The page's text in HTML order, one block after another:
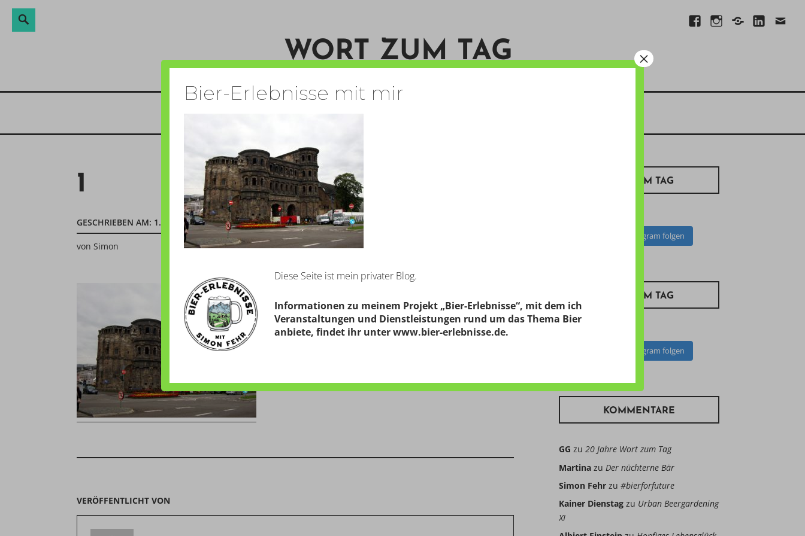
Direkt
FacebookInstagram
Xing Linkedin
E-
Suche
WORT ZUM TAG
1
GESCHRIEBEN AM: 1. JULI 2011
von Simon
VERÖFFENTLICHT VON
BILD ZUM TAG
Auf Instagram folgen
BIER ZUM TAG
Auf Instagram folgen
KOMMENTARE
GG zu 20 Jahre Wort zum Tag
Martinazu Der nüchterne Bär
Simon Fehrzu #bierforfuture
Kainer Dienstagzu Urban Beergardening
XI
Bier-Erlebnisse mit mir
Diese Seite ist mein privater Blog.
Informationen zu meinem Projekt „Bier-Erlebnisse“, mit dem ich
Veranstaltungen und Dienstleistungen rund um das Thema Bier
anbiete, findet ihr unterwww.bier-erlebnisse.de.
×